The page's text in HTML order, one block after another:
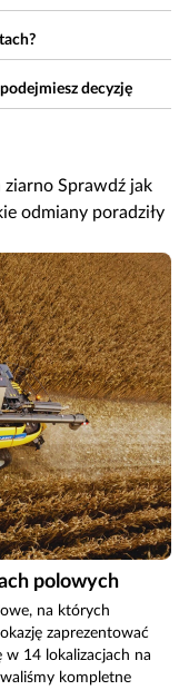
decyzję
nią zrobić?
Sprawdź jak
odmiany poradziły
polowych
na których
zaprezentować
14 lokalizacjach na
kompletne